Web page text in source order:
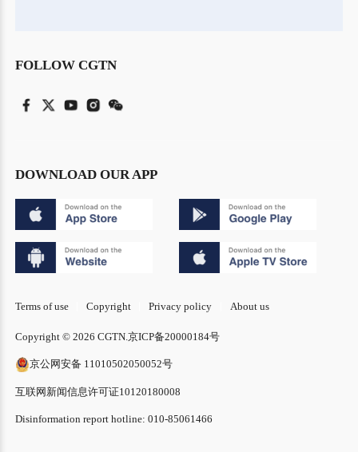
FOLLOW CGTN
DOWNLOAD OUR APP
Terms of use Copyright Privacy policy About us
Copyright © 2026 CGTN. 京ICP备20000184号
京公网安备 11010502050052号
互联网新闻信息许可证10120180008
Disinformation report hotline: 010-85061466